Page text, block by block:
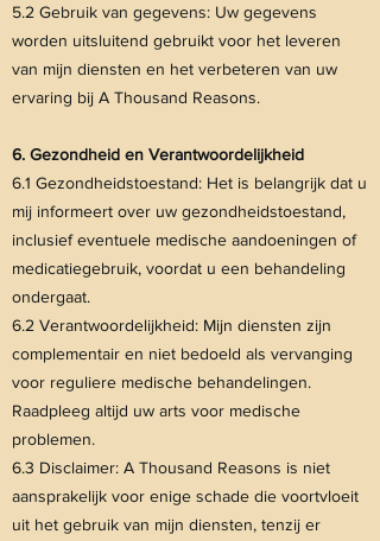
5.2 Gebruik van gegevens: Uw gegevens
worden uitsluitend gebruikt voor het leveren
van mijn diensten en het verbeteren van uw
ervaring bij A Thousand Reasons.
6. Gezondheid en Verantwoordelijkheid
6.1 Gezondheidstoestand: Het is belangrijk dat u
mij informeert over uw gezondheidstoestand,
inclusief eventuele medische aandoeningen of
medicatiegebruik, voordat u een behandeling
ondergaat.
6.2 Verantwoordelijkheid: Mijn diensten zijn
complementair en niet bedoeld als vervanging
voor reguliere medische behandelingen.
Raadpleeg altijd uw arts voor medische
problemen.
6.3 Disclaimer: A Thousand Reasons is niet
aansprakelijk voor enige schade die voortvloeit
uit het gebruik van mijn diensten, tenzij er